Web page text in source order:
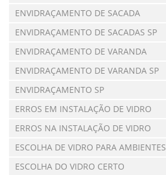
ENVIDRAÇAMENTO DE SACADA
ENVIDRAÇAMENTO DE SACADAS SP
ENVIDRAÇAMENTO DE VARANDA
ENVIDRAÇAMENTO DE VARANDA SP
ENVIDRAÇAMENTO SP
ERROS EM INSTALAÇÃO DE VIDRO
ERROS NA INSTALAÇÃO DE VIDRO
ESCOLHA DE VIDRO PARA AMBIENTES
ESCOLHA DO VIDRO CERTO